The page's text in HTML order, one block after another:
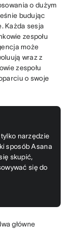
o dużym
budując
Każda sesja
zespołu
może
wraz z
zespołu
o swoje
narzędzie
sposób Asana
skupić,
się do
główne